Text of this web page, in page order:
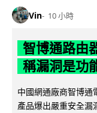
Vin 10 小時
智博通路由
稱漏洞是功
中國網通廠商智博
產品爆出嚴重安全漏